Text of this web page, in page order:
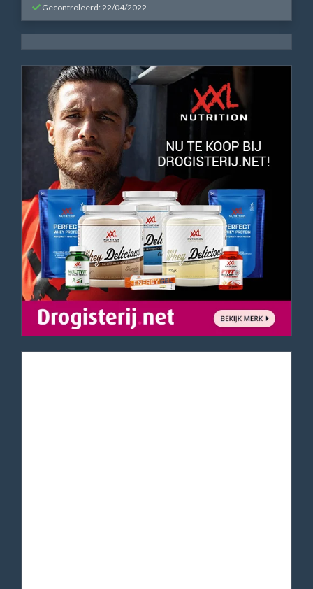
Gecontroleerd: 22/04/2022